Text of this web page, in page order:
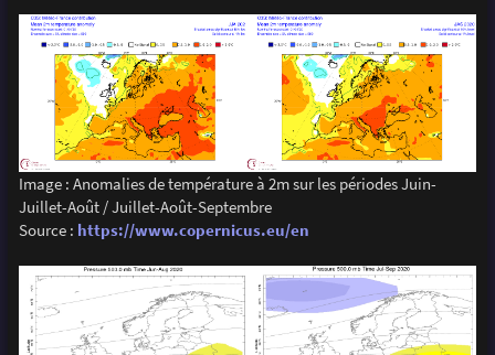
Image : Anomalies de température à 2m sur les périodes Juin-
Juillet-Août / Juillet-Août-Septembre
Source : https://www.copernicus.eu/en